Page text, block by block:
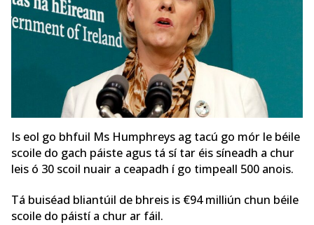
Is eol go bhfuil Ms Humphreys ag tacú go mór le béile
scoile do gach páiste agus tá sí tar éis síneadh a chur
leis ó 30 scoil nuair a ceapadh í go timpeall 500 anois.
Tá buiséad bliantúil de bhreis is €94 milliún chun béile
scoile do páistí a chur ar fáil.